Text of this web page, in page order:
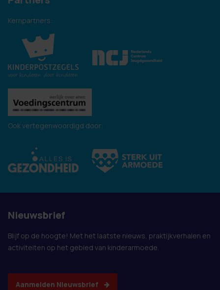
Kernpartners:
Ook vertegenwoordigd door:
Nieuwsbrief
Blijf op de hoogte! Met het laatste nieuws, praktijkverhalen en
activiteiten op het gebied van kinderarmoede.
Aanmelden Nieuwsbrief